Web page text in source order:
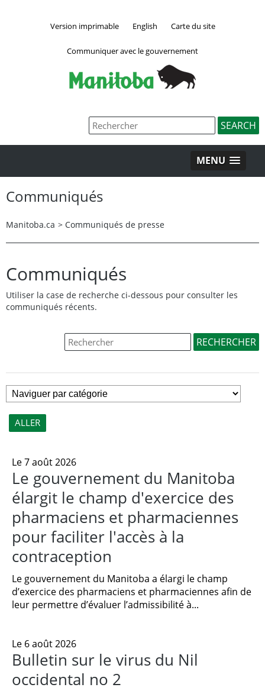
Version imprimable English Carte du site
Communiquer avec le gouvernement
MENU
Communiqués
Manitoba.ca > Communiqués de presse
Communiqués
Utiliser la case de recherche ci-dessous pour consulter les
communiqués récents.
Le 7 août 2026
Le gouvernement du Manitoba
élargit le champ d'exercice des
pharmaciens et pharmaciennes
pour faciliter l'accès à la
contraception
Le gouvernement du Manitoba a élargi le champ
d’exercice des pharmaciens et pharmaciennes afin de
leur permettre d’évaluer l’admissibilité à...
Le 6 août 2026
Bulletin sur le virus du Nil
occidental no 2